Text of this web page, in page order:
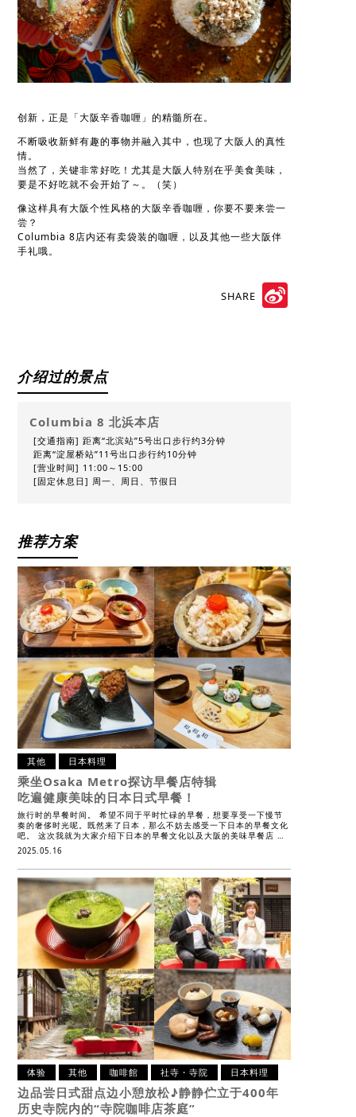
创新，正是「大阪辛香咖喱」的精髓所在。
不断吸收新鲜有趣的事物并融入其中，也现了大阪人的真性
情。
当然了，关键非常好吃！尤其是大阪人特别在乎美食美味，
要是不好吃就不会开始了～。（笑）
像这样具有大阪个性风格的大阪辛香咖喱，你要不要来尝一
尝？
Columbia 8店内还有卖袋装的咖喱，以及其他一些大阪伴
手礼哦。
SHARE
介绍过的景点
Columbia 8 北浜本店
[交通指南] 距离“北滨站”5号出口步行约3分钟
距离“淀屋桥站”11号出口步行约10分钟
[营业时间] 11:00～15:00
[固定休息日] 周一、周日、节假日
推荐方案
其他 日本料理
乘坐Osaka Metro探访早餐店特辑
吃遍健康美味的日本日式早餐！
旅行时的早餐时间。 希望不同于平时忙碌的早餐，想要享受一下慢节
奏的奢侈时光呢。既然来了日本，那么不妨去感受一下日本的早餐文化
吧。 这次我就为大家介绍下日本的早餐文化以及大阪的美味早餐店 …
2025.05.16
体验 其他 咖啡館 社寺・寺院 日本料理
边品尝日式甜点边小憩放松♪静静伫立于400年
历史寺院内的“寺院咖啡店茶庭”